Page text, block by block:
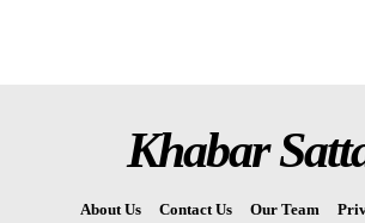
Khabar
About Us Contact Us Our Team